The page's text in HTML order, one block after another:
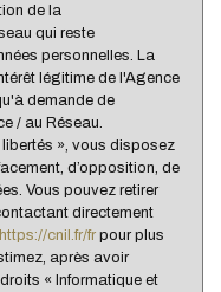
statistiques pour
de la
qui reste
personnelles. La
légitime de l'Agence
demande de
/ au Réseau.
», vous disposez
d’opposition, de
Vous pouvez retirer
directement
https://cnil.fr/fr pour plus
après avoir
« Informatique et